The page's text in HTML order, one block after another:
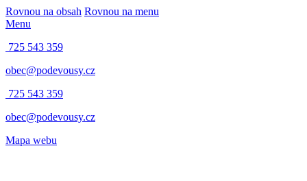
Rovnou na obsah Rovnou na menu
Menu
725 543 359
obec@podevousy.cz
725 543 359
obec@podevousy.cz
Mapa webu